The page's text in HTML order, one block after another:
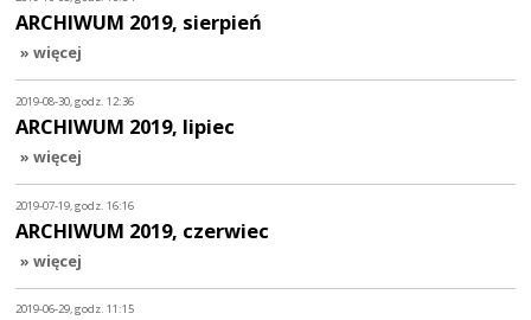
ARCHIWUM 2019, sierpień
» więcej
2019-08-30, godz. 12:36
ARCHIWUM 2019, lipiec
» więcej
2019-07-19, godz. 16:16
ARCHIWUM 2019, czerwiec
» więcej
2019-06-29, godz. 11:15